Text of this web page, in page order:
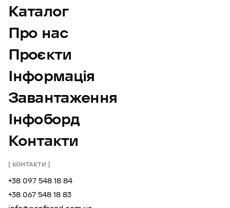
Каталог
Про нас
Проєкти
Інформація
Завантаження
Інфоборд
Контакти
КОНТАКТИ
+38 097 548 18 84
+38 067 548 18 83